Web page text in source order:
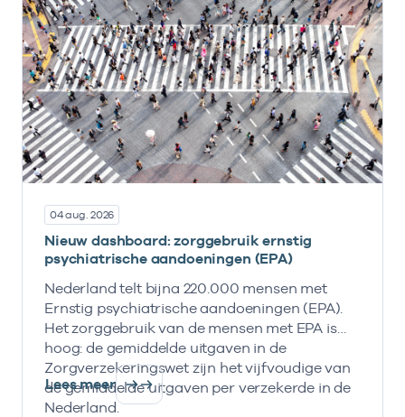
04 aug. 2026
Nieuw dashboard: zorggebruik ernstig
psychiatrische aandoeningen (EPA)
Nederland telt bijna 220.000 mensen met
Ernstig psychiatrische aandoeningen (EPA).
Het zorggebruik van de mensen met EPA is
hoog: de gemiddelde uitgaven in de
Zorgverzekeringswet zijn het vijfvoudige van
de gemiddelde uitgaven per verzekerde in de
Nederland.
Lees meer